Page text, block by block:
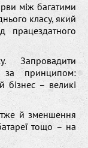
між багатими
класу, який
Запровадити
за принципом:
бізнес – великі
й зменшення
тощо – на